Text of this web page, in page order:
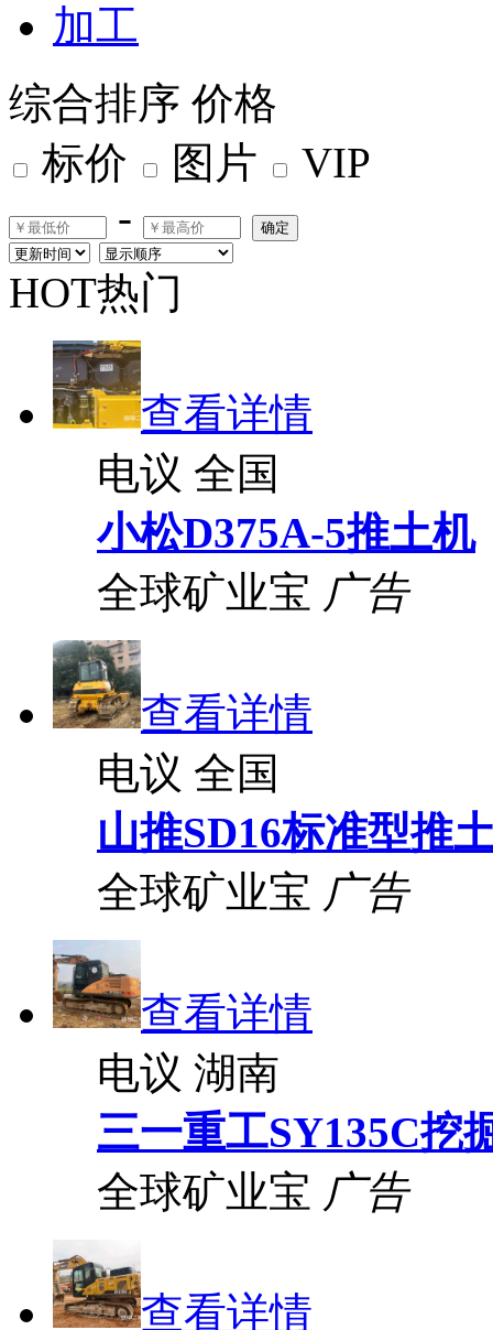
加工
综合排序 价格
标价
图片
VIP
-
确定
HOT热门
查看详情
电议 全国
小松D375A-5推土机
全球矿业宝 广告
查看详情
电议 全国
山推SD16标准型推
全球矿业宝 广告
查看详情
电议 湖南
三一重工SY135C挖
全球矿业宝 广告
查看详情